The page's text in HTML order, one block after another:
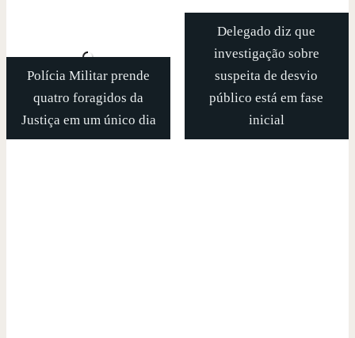
Polícia Militar prende
quatro foragidos da
Justiça em um único dia
Delegado diz que
investigação sobre
suspeita de desvio
público está em fase
inicial